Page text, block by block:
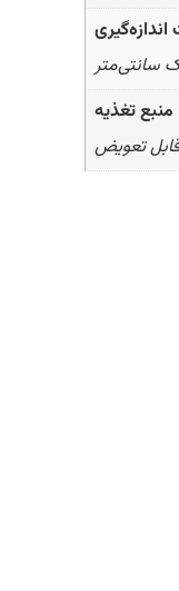
سانتی‌متر
منبع تغذیه